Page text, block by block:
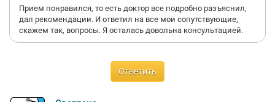
Прием понравился, то есть доктор все подробно разъяснил,
дал рекомендации. И ответил на все мои сопутствующие,
скажем так, вопросы. Я осталась довольна консультацией.
Ответить